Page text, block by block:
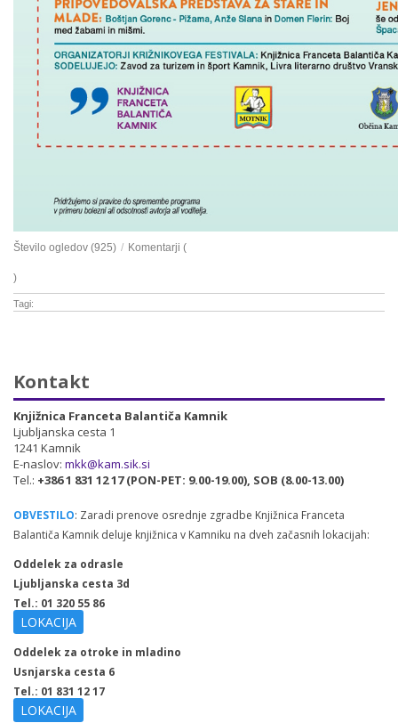
Število ogledov (925) / Komentarji (
)
Tagi:
Kontakt
Knjižnica Franceta Balantiča Kamnik
Ljubljanska cesta 1
1241 Kamnik
E-naslov: mkk@kam.sik.si
Tel.: +386 1 831 12 17 (PON-PET: 9.00-19.00), SOB (8.00-13.00)
OBVESTILO: Zaradi prenove osrednje zgradbe Knjižnica Franceta
Balantiča Kamnik deluje knjižnica v Kamniku na dveh začasnih lokacijah:
Oddelek za odrasle
Ljubljanska cesta 3d
Tel.: 01 320 55 86
LOKACIJA
Oddelek za otroke in mladino
Usnjarska cesta 6
Tel.: 01 831 12 17
LOKACIJA